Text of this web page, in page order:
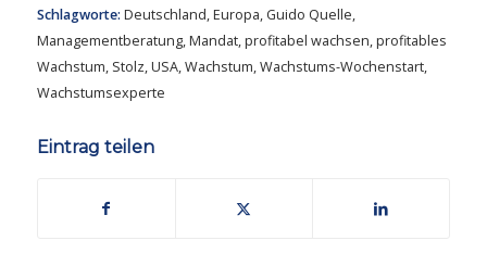
Schlagworte: Deutschland,Europa, Guido Quelle,
Managementberatung,Mandat,profitabel wachsen,profitables
Wachstum, Stolz,USA,Wachstum,Wachstums-Wochenstart,
Wachstumsexperte
Eintrag teilen